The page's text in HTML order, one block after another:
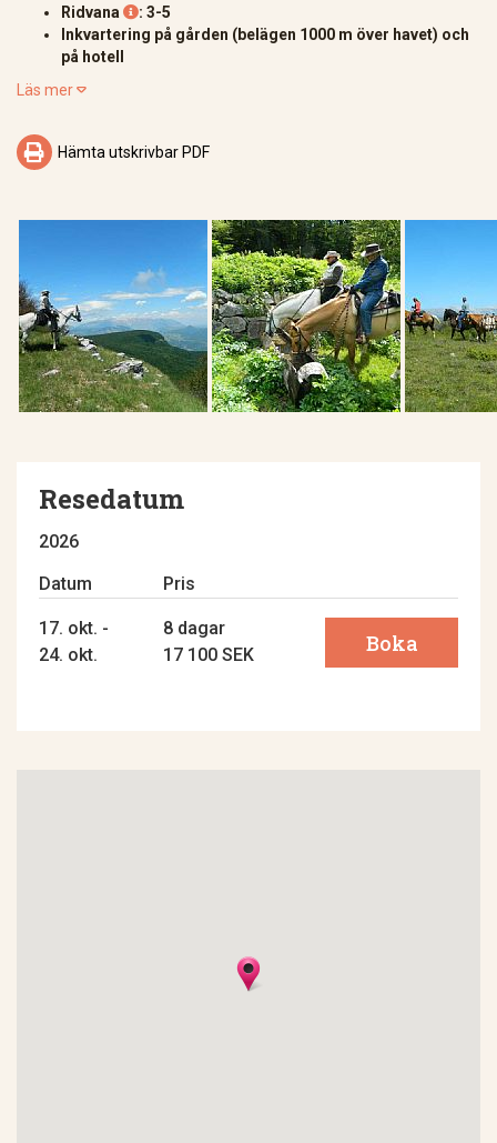
Ridvana : 3-5
Inkvartering på gården (belägen 1000 m över havet) och
på hotell
Läs mer 
 Hämta utskrivbar PDF
Resedatum
2026
Datum
Pris
17. okt. -
24. okt.
8 dagar
17 100 SEK
Boka